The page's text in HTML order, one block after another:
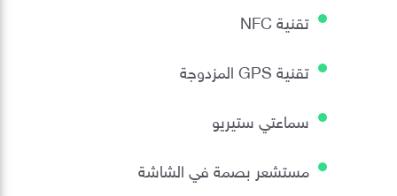
تقنية NFC
تقنية GPS المزدوجة
سماعتي ستيريو
مستشعر بصمة في الشاشة